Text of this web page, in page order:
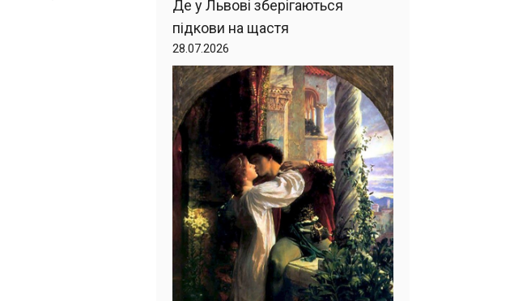
Де у Львові зберігаються
підкови на щастя
28.07.2026